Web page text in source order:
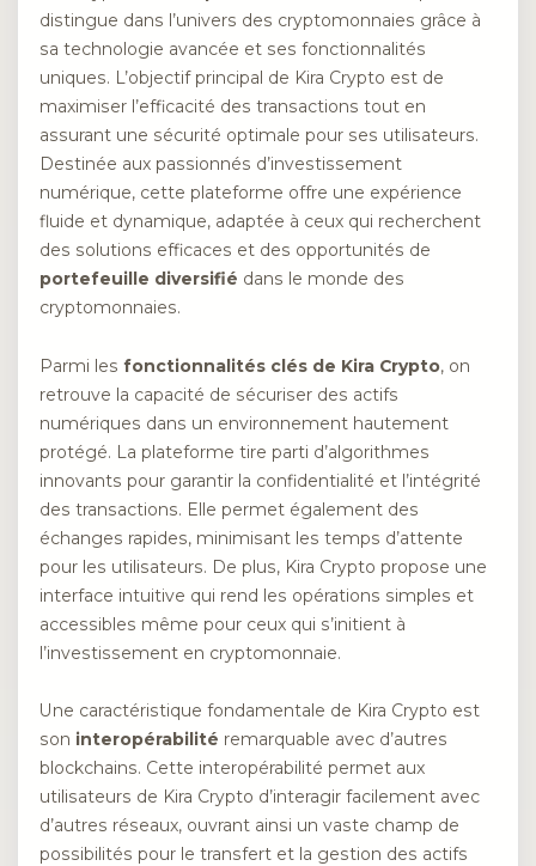
distingue dans l’univers des cryptomonnaies grâce à
sa technologie avancée et ses fonctionnalités
uniques. L’objectif principal de Kira Crypto est de
maximiser l’efficacité des transactions tout en
assurant une sécurité optimale pour ses utilisateurs.
Destinée aux passionnés d’investissement
numérique, cette plateforme offre une expérience
fluide et dynamique, adaptée à ceux qui recherchent
des solutions efficaces et des opportunités de
portefeuille diversifié dans le monde des
cryptomonnaies.
Parmi les fonctionnalités clés de Kira Crypto, on
retrouve la capacité de sécuriser des actifs
numériques dans un environnement hautement
protégé. La plateforme tire parti d’algorithmes
innovants pour garantir la confidentialité et l’intégrité
des transactions. Elle permet également des
échanges rapides, minimisant les temps d’attente
pour les utilisateurs. De plus, Kira Crypto propose une
interface intuitive qui rend les opérations simples et
accessibles même pour ceux qui s’initient à
l’investissement en cryptomonnaie.
Une caractéristique fondamentale de Kira Crypto est
son interopérabilité remarquable avec d’autres
blockchains. Cette interopérabilité permet aux
utilisateurs de Kira Crypto d’interagir facilement avec
d’autres réseaux, ouvrant ainsi un vaste champ de
possibilités pour le transfert et la gestion des actifs